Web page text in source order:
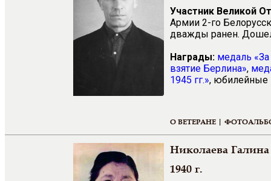
Участник Великой
Армии 2-го
дважды ранен.
Награды: медаль
взятие Берлина»,
1945 гг.», юбилейные
О ВЕТЕРАНЕ |
Николаева
1940 г.